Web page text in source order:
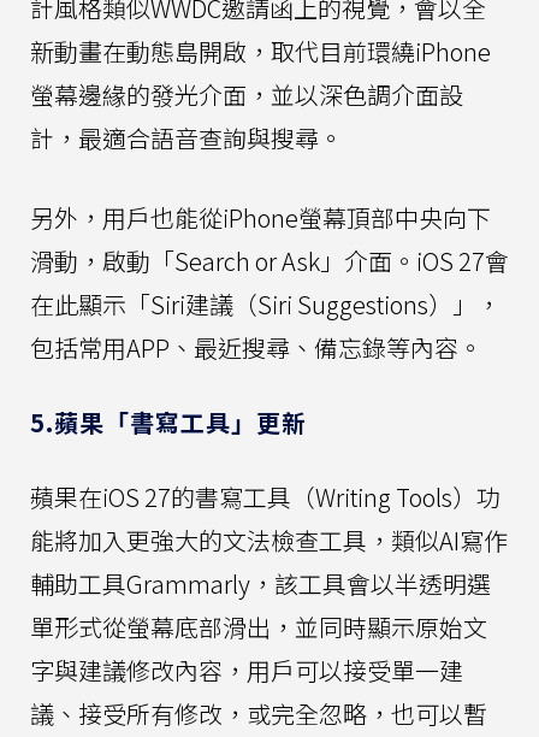
計風格類似WWDC邀請函上的視覺，會以全
新動畫在動態島開啟，取代目前環繞iPhone
螢幕邊緣的發光介面，並以深色調介面設
計，最適合語音查詢與搜尋。
另外，用戶也能從iPhone螢幕頂部中央向下
滑動，啟動「Search or Ask」介面。iOS 27會
在此顯示「Siri建議（Siri Suggestions）」，
包括常用APP、最近搜尋、備忘錄等內容。
5.蘋果「書寫工具」更新
蘋果在iOS 27的書寫工具（Writing Tools）功
能將加入更強大的文法檢查工具，類似AI寫作
輔助工具Grammarly，該工具會以半透明選
單形式從螢幕底部滑出，並同時顯示原始文
字與建議修改內容，用戶可以接受單一建
議、接受所有修改，或完全忽略，也可以暫